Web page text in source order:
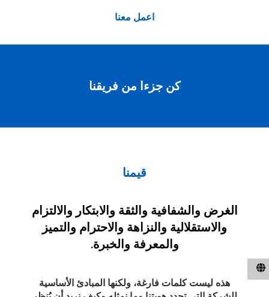
اعمل معنا
كن جزءا من فريقنا
قيمنا
الغرض والشفافية والثقة والابتكار والالتزام
والاستقلالية والنزاهة والاحترام والتميز
والمعرفة والخبرة.
هذه ليست كلمات فارغة، ولكنها المبادئ الأساسية